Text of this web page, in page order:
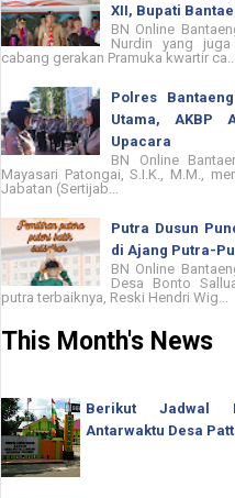
XII, Bupati
BN Online
Nurdin yang
cabang gerakan Pramuka kwartir ca...
Polres
Utama, AKBP
Upacara
BN Online
Mayasari Patongai, S.I.K., M.M.,
Jabatan (Sertijab...
Putra Dusun
di Ajang Putra-
BN Online
Desa Bonto
putra terbaiknya, Reski Hendri Wig...
This Month's News
Berikut Jadwal
Antarwaktu Desa